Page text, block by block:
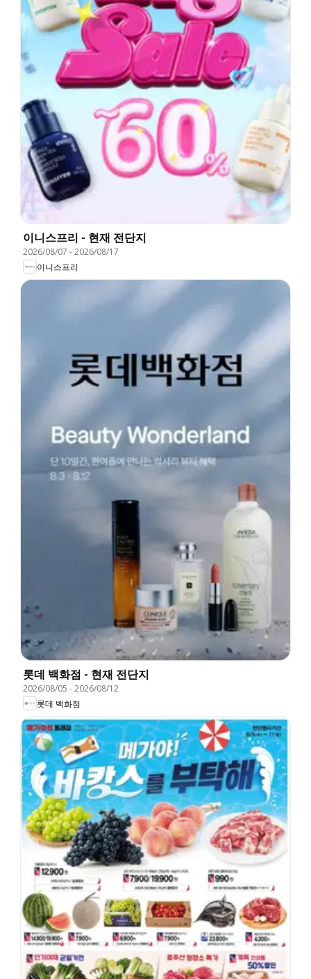
이니스프리 - 현재 전단지
2026/08/07 -2026/08/17
이니스프리
롯데 백화점 - 현재 전단지
2026/08/05 -2026/08/12
롯데 백화점